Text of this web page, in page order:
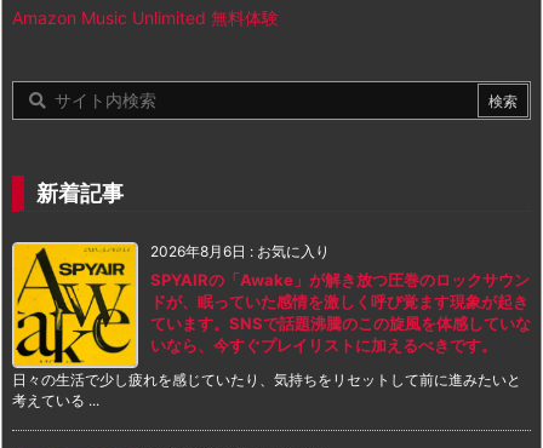
Amazon Music Unlimited 無料体験
新着記事
2026年8月6日 : お気に入り
SPYAIRの「Awake」が解き放つ圧巻のロックサウン
ドが、眠っていた感情を激しく呼び覚ます現象が起き
ています。SNSで話題沸騰のこの旋風を体感していな
いなら、今すぐプレイリストに加えるべきです。
日々の生活で少し疲れを感じていたり、気持ちをリセットして前に進みたいと
考えている ...